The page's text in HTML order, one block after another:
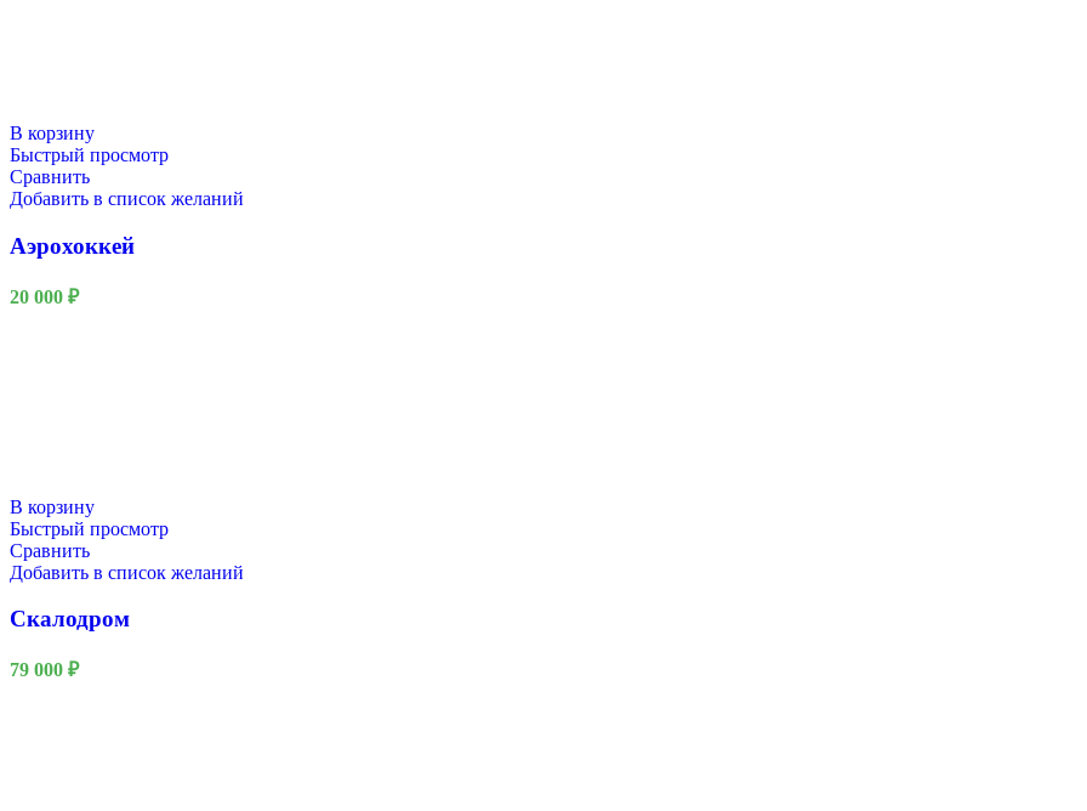
В корзину
Быстрый просмотр
Сравнить
Добавить в список желаний
Аэрохоккей
20 000 ₽
В корзину
Быстрый просмотр
Сравнить
Добавить в список желаний
Скалодром
79 000 ₽